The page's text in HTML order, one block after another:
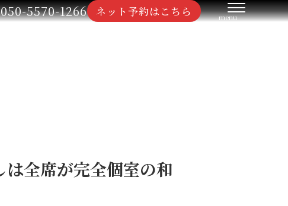
050-5570-1266 ネット予約はこちら
全席が完全個室の和